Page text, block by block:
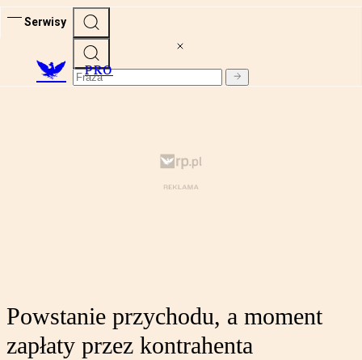
Serwisy
PRO
Powstanie przychodu, a moment
zapłaty przez kontrahenta